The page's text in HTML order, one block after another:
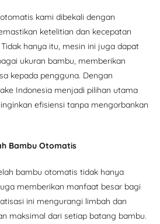
kami dibekali dengan
ketelitian dan kecepatan
hanya itu, mesin ini juga dapat
ukuran bambu, memberikan
kepada pengguna. Dengan
Indonesia menjadi pilihan utama
efisiensi tanpa mengorbankan
Bambu Otomatis
bambu otomatis tidak hanya
memberikan manfaat besar bagi
ini mengurangi limbah dan
maksimal dari setiap batang bambu.